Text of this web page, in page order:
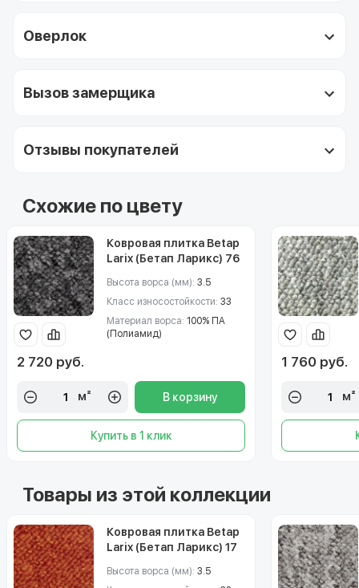
Оверлок
Вызов замерщика
Отзывы покупателей
Схожие по цвету
Ковровая плитка Betap
Larix (Бетап Ларикс) 76
Высота ворса (мм): 3.5
Класс износостойкости: 33
Материал ворса: 100% ПА
(Полиамид)
2 720 руб.
м² В корзину
Купить в 1 клик
1 760 руб.
м²
Товары из этой коллекции
Ковровая плитка Betap
Larix (Бетап Ларикс) 17
Высота ворса (мм): 3.5